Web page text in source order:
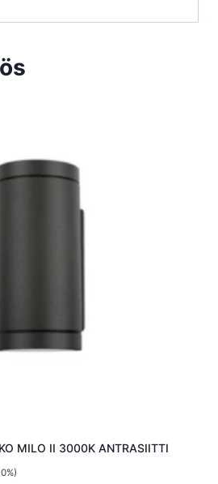
MILO II 3000K ANTRASIITTI